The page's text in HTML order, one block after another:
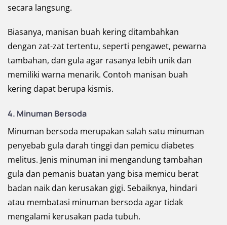
secara langsung.
Biasanya, manisan buah kering ditambahkan
dengan zat-zat tertentu, seperti pengawet, pewarna
tambahan, dan gula agar rasanya lebih unik dan
memiliki warna menarik. Contoh manisan buah
kering dapat berupa kismis.
4. Minuman Bersoda
Minuman bersoda merupakan salah satu minuman
penyebab gula darah tinggi dan pemicu diabetes
melitus. Jenis minuman ini mengandung tambahan
gula dan pemanis buatan yang bisa memicu berat
badan naik dan kerusakan gigi. Sebaiknya, hindari
atau membatasi minuman bersoda agar tidak
mengalami kerusakan pada tubuh.